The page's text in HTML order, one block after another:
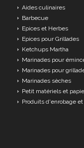
Aides culinaires
Barbecue
Epices et Herbes
Epices pour Grillades
Ketchups Martha
Marinades pour
Marinades pour
Marinades sèches
Petit matériels et
Produits d'enrobage